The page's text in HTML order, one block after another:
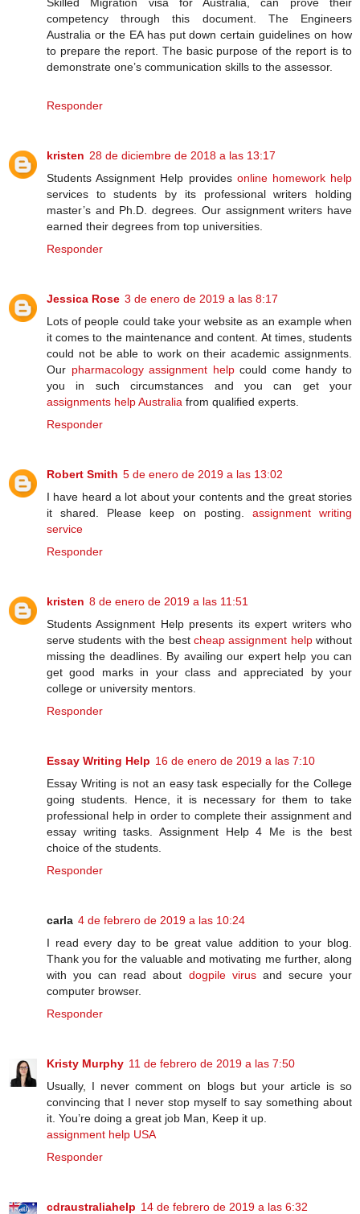
competency through this document. The Engineers
Australia or the EA has put down certain guidelines on how
to prepare the report. The basic purpose of the report is to
demonstrate one’s communication skills to the assessor.
Responder
kristen 28 de diciembre de 2018 a las 13:17
Students Assignment Help provides online homework help
services to students by its professional writers holding
master’s and Ph.D. degrees. Our assignment writers have
earned their degrees from top universities.
Responder
Jessica Rose 3 de enero de 2019 a las 8:17
Lots of people could take your website as an example when
it comes to the maintenance and content. At times, students
could not be able to work on their academic assignments.
Our pharmacology assignment helpcould come handy to
you in such circumstances and you can get your
assignments help Australia from qualified experts.
Responder
Robert Smith 5 de enero de 2019 a las 13:02
I have heard a lot about your contents and the great stories
it shared. Please keep on posting. assignment writing
service
Responder
kristen 8 de enero de 2019 a las 11:51
Students Assignment Help presents its expert writers who
serve students with the best cheap assignment helpwithout
missing the deadlines. By availing our expert help you can
get good marks in your class and appreciated by your
college or university mentors.
Responder
Essay Writing Help 16 de enero de 2019 a las 7:10
Essay Writing is not an easy task especially for the College
going students. Hence, it is necessary for them to take
professional help in order to complete their assignment and
essay writing tasks. Assignment Help 4 Me is the best
choice of the students.
Responder
carla 4 de febrero de 2019 a las 10:24
I read every day to be great value addition to your blog.
Thank you for the valuable and motivating me further, along
with you can read about dogpile virusand secure your
computer browser.
Responder
Kristy Murphy 11 de febrero de 2019 a las 7:50
Usually, I never comment on blogs but your article is so
convincing that I never stop myself to say something about
it. You’re doing a great job Man, Keep it up.
assignment help USA
Responder
cdraustraliahelp 14 de febrero de 2019 a las 6:32